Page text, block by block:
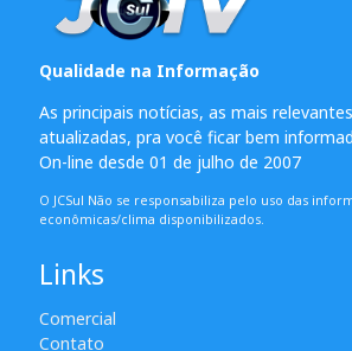
Qualidade na Informação
As principais notícias, as mais
atualizadas, pra você ficar bem
On-line desde 01 de julho de 2007
O JCSul Não se responsabiliza pelo uso das
econômicas/clima disponibilizados.
Links
Comercial
Contato